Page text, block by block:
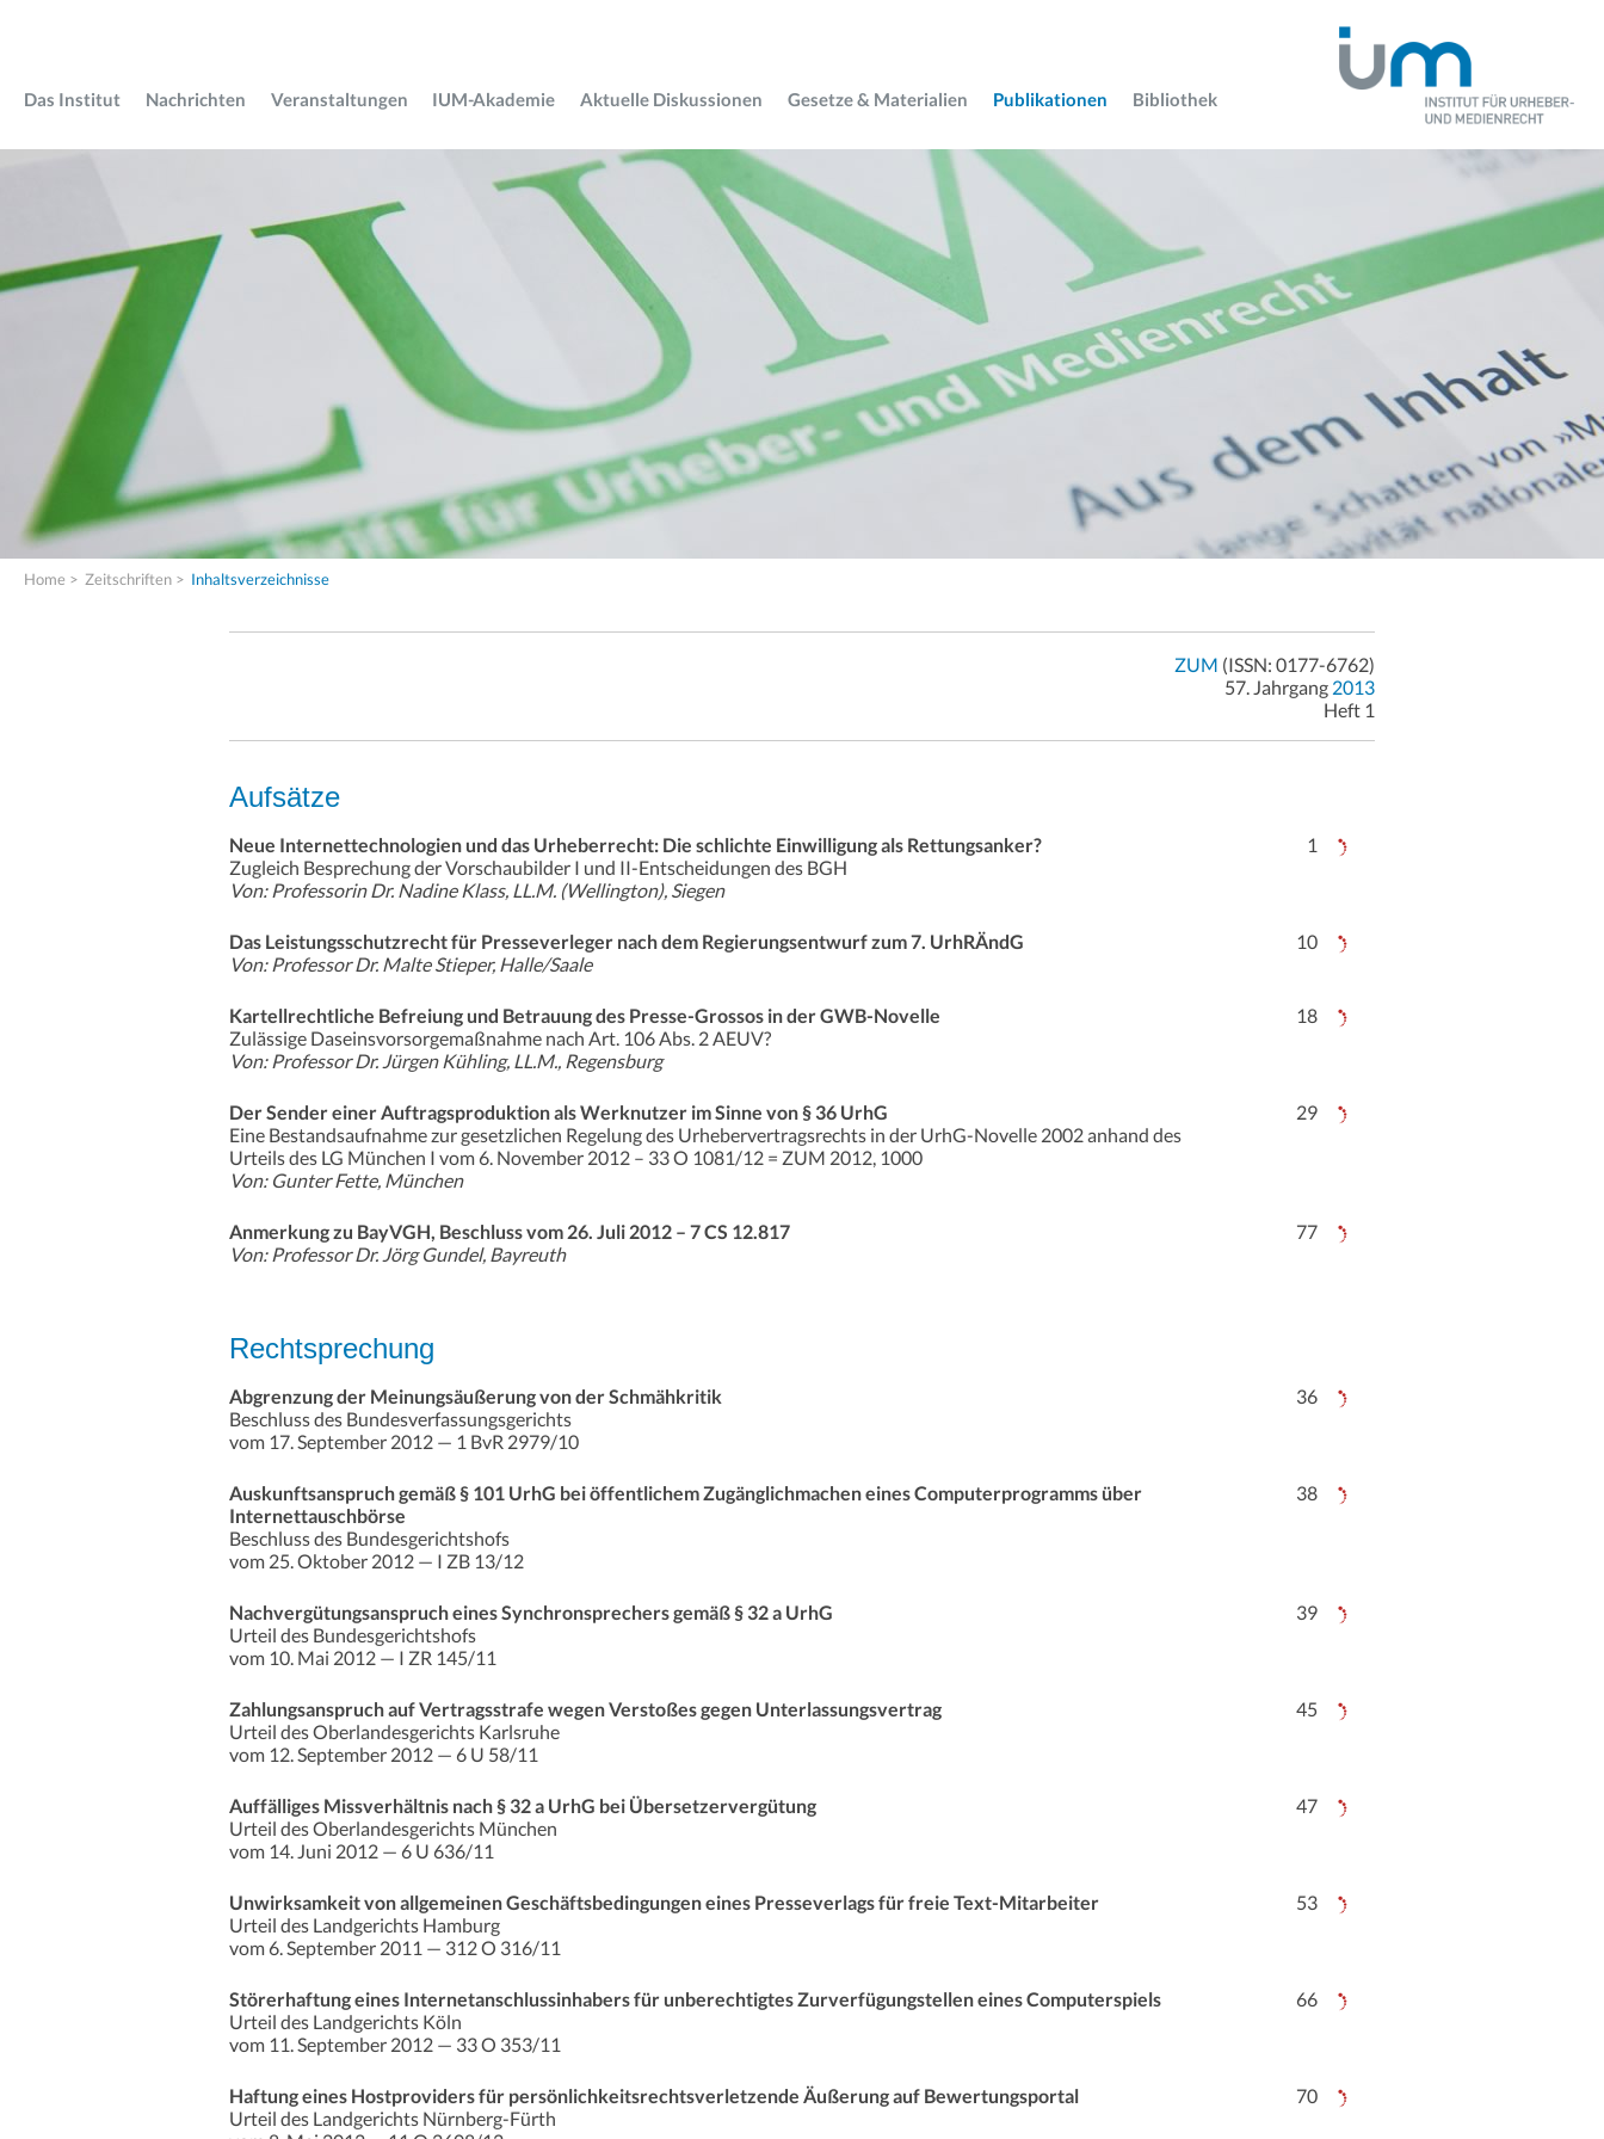
Das Institut Nachrichten Veranstaltungen IUM-Akademie Aktuelle Diskussionen Gesetze & Materialien Publikationen Bibliothek
Home > Zeitschriften > Inhaltsverzeichnisse
ZUM (ISSN: 0177-6762)
57. Jahrgang 2013
Heft 1
Aufsätze
Neue Internettechnologien und das Urheberrecht: Die schlichte Einwilligung als Rettungsanker?
Zugleich Besprechung der Vorschaubilder I und II-Entscheidungen des BGH
Von: Professorin Dr. Nadine Klass, LL.M. (Wellington), Siegen
1
Das Leistungsschutzrecht für Presseverleger nach dem Regierungsentwurf zum 7. UrhRÄndG
Von: Professor Dr. Malte Stieper, Halle/Saale
10
Kartellrechtliche Befreiung und Betrauung des Presse-Grossos in der GWB-Novelle
Zulässige Daseinsvorsorgemaßnahme nach Art. 106 Abs. 2 AEUV?
Von: Professor Dr. Jürgen Kühling, LL.M., Regensburg
18
Der Sender einer Auftragsproduktion als Werknutzer im Sinne von § 36 UrhG
Eine Bestandsaufnahme zur gesetzlichen Regelung des Urhebervertragsrechts in der UrhG-Novelle 2002 anhand des
Urteils des LG München I vom 6. November 2012 – 33 O 1081/12 = ZUM 2012, 1000
Von: Gunter Fette, München
29
Anmerkung zu BayVGH, Beschluss vom 26. Juli 2012 – 7 CS 12.817
Von: Professor Dr. Jörg Gundel, Bayreuth
77
Rechtsprechung
Abgrenzung der Meinungsäußerung von der Schmähkritik
Beschluss des Bundesverfassungsgerichts
vom 17. September 2012 — 1 BvR 2979/10
36
Auskunftsanspruch gemäß § 101 UrhG bei öffentlichem Zugänglichmachen eines Computerprogramms über
Internettauschbörse
Beschluss des Bundesgerichtshofs
vom 25. Oktober 2012 — I ZB 13/12
38
Nachvergütungsanspruch eines Synchronsprechers gemäß § 32 a UrhG
Urteil des Bundesgerichtshofs
vom 10. Mai 2012 — I ZR 145/11
39
Zahlungsanspruch auf Vertragsstrafe wegen Verstoßes gegen Unterlassungsvertrag
Urteil des Oberlandesgerichts Karlsruhe
vom 12. September 2012 — 6 U 58/11
45
Auffälliges Missverhältnis nach § 32 a UrhG bei Übersetzervergütung
Urteil des Oberlandesgerichts München
vom 14. Juni 2012 — 6 U 636/11
47
Unwirksamkeit von allgemeinen Geschäftsbedingungen eines Presseverlags für freie Text-Mitarbeiter
Urteil des Landgerichts Hamburg
vom 6. September 2011 — 312 O 316/11
53
Störerhaftung eines Internetanschlussinhabers für unberechtigtes Zurverfügungstellen eines Computerspiels
Urteil des Landgerichts Köln
vom 11. September 2012 — 33 O 353/11
66
Haftung eines Hostproviders für persönlichkeitsrechtsverletzende Äußerung auf Bewertungsportal
Urteil des Landgerichts Nürnberg-Fürth
70